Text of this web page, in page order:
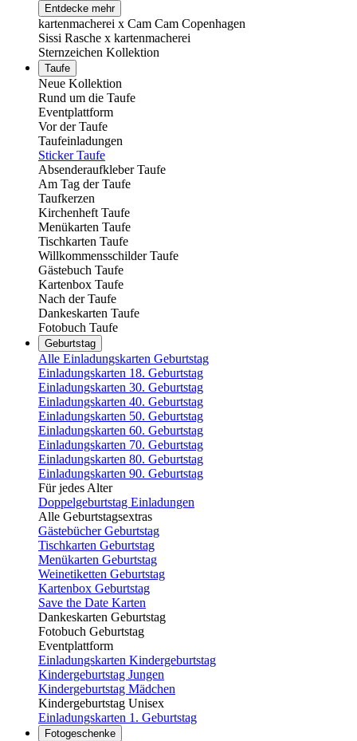
Entdecke mehr
kartenmacherei x Cam Cam Copenhagen
Sissi Rasche x kartenmacherei
Sternzeichen Kollektion
Taufe
Neue Kollektion
Rund um die Taufe
Eventplattform
Vor der Taufe
Taufeinladungen
Sticker Taufe
Absenderaufkleber Taufe
Am Tag der Taufe
Taufkerzen
Kirchenheft Taufe
Menükarten Taufe
Tischkarten Taufe
Willkommensschilder Taufe
Gästebuch Taufe
Kartenbox Taufe
Nach der Taufe
Dankeskarten Taufe
Fotobuch Taufe
Geburtstag
Alle Einladungskarten Geburtstag
Einladungskarten 18. Geburtstag
Einladungskarten 30. Geburtstag
Einladungskarten 40. Geburtstag
Einladungskarten 50. Geburtstag
Einladungskarten 60. Geburtstag
Einladungskarten 70. Geburtstag
Einladungskarten 80. Geburtstag
Einladungskarten 90. Geburtstag
Für jedes Alter
Doppelgeburtstag Einladungen
Alle Geburtstagsextras
Gästebücher Geburtstag
Tischkarten Geburtstag
Menükarten Geburtstag
Weinetiketten Geburtstag
Kartenbox Geburtstag
Save the Date Karten
Dankeskarten Geburtstag
Fotobuch Geburtstag
Eventplattform
Einladungskarten Kindergeburtstag
Kindergeburtstag Jungen
Kindergeburtstag Mädchen
Kindergeburtstag Unisex
Einladungskarten 1. Geburtstag
Fotogeschenke